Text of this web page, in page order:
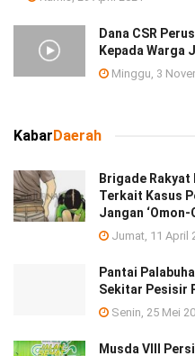
Dana CSR
Kepada Warga
Minggu, 3
KabarDaerah
Brigade Rakyat
Terkait Kasus
Jangan ‘Omon-
Jumat, 11 April
Pantai
Sekitar Pesisir
Senin, 25 Mei
Musda VIII